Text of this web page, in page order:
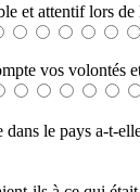
et attentif lors de
vos volontés
le pays a-t-